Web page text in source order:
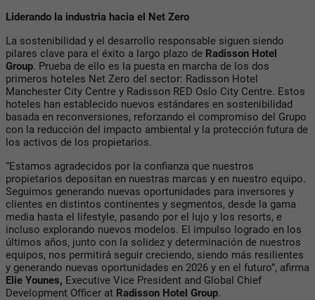
Liderando la industria hacia el Net Zero
La sostenibilidad y el desarrollo responsable siguen siendo
pilares clave para el éxito a largo plazo de Radisson Hotel
Group. Prueba de ello es la puesta en marcha de los dos
primeros hoteles Net Zero del sector: Radisson Hotel
Manchester City Centre y Radisson RED Oslo City Centre. Estos
hoteles han establecido nuevos estándares en sostenibilidad
basada en reconversiones, reforzando el compromiso del Grupo
con la reducción del impacto ambiental y la protección futura de
los activos de los propietarios.
“Estamos agradecidos por la confianza que nuestros
propietarios depositan en nuestras marcas y en nuestro equipo.
Seguimos generando nuevas oportunidades para inversores y
clientes en distintos continentes y segmentos, desde la gama
media hasta el lifestyle, pasando por el lujo y los resorts, e
incluso explorando nuevos modelos. El impulso logrado en los
últimos años, junto con la solidez y determinación de nuestros
equipos, nos permitirá seguir creciendo, siendo más resilientes
y generando nuevas oportunidades en 2026 y en el futuro”, afirma
Elie Younes, Executive Vice President and Global Chief
Development Officer at Radisson Hotel Group.